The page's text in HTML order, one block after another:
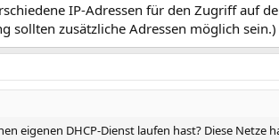
IP-Adressen für den Zugriff auf
sollten zusätzliche Adressen möglich sein.)
eigenen DHCP-Dienst laufen hast? Diese Netze